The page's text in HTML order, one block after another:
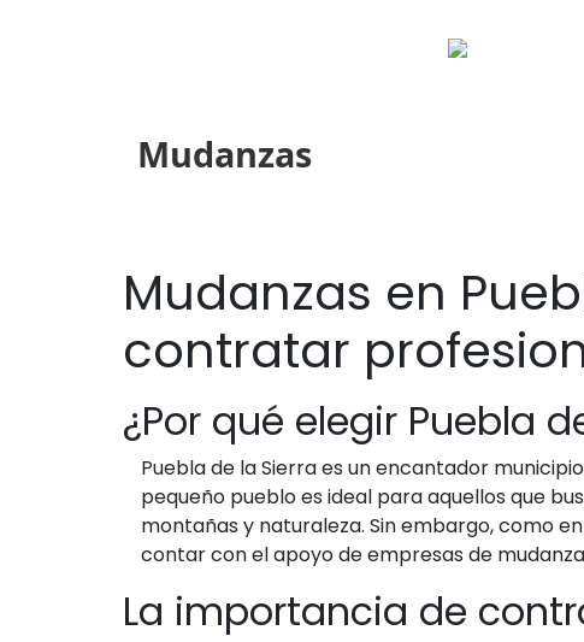
Mudanzas
Mudanzas en
contratar
¿Por qué elegir Puebla
Puebla de la Sierra es un encantador
pequeño pueblo es ideal para aquellos que
montañas y naturaleza. Sin embargo, como
contar con el apoyo de empresas de
La importancia de